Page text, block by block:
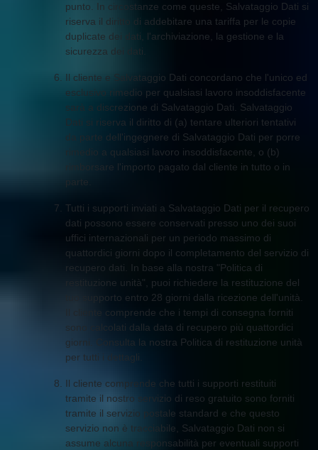
punto. In circostanze come queste, Salvataggio Dati si
riserva il diritto di addebitare una tariffa per le copie
duplicate dei dati, l'archiviazione, la gestione e la
sicurezza dei dati.
Il cliente e Salvataggio Dati concordano che l'unico ed
esclusivo rimedio per qualsiasi lavoro insoddisfacente
sarà a discrezione di Salvataggio Dati. Salvataggio
Dati si riserva il diritto di (a) tentare ulteriori tentativi
da parte dell'ingegnere di Salvataggio Dati per porre
rimedio a qualsiasi lavoro insoddisfacente, o (b)
rimborsare l'importo pagato dal cliente in tutto o in
parte.
Tutti i supporti inviati a Salvataggio Dati per il recupero
dati possono essere conservati presso uno dei suoi
uffici internazionali per un periodo massimo di
quattordici giorni dopo il completamento del servizio di
recupero dati. In base alla nostra "Politica di
restituzione unità", puoi richiedere la restituzione del
tuo supporto entro 28 giorni dalla ricezione dell'unità.
Il cliente comprende che i tempi di consegna forniti
sono calcolati dalla data di recupero più quattordici
giorni. Consulta la nostra Politica di restituzione unità
per tutti i dettagli.
Il cliente comprende che tutti i supporti restituiti
tramite il nostro servizio di reso gratuito sono forniti
tramite il servizio postale standard e che questo
servizio non è tracciabile, Salvataggio Dati non si
assume alcuna responsabilità per eventuali supporti